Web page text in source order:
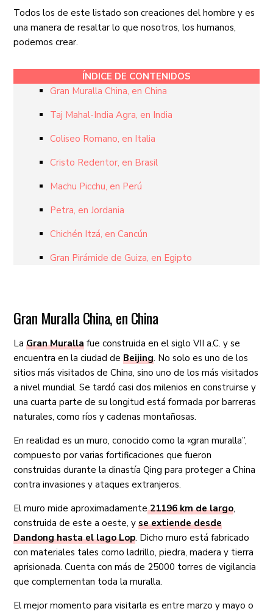
Todos los de este listado son creaciones del hombre y es
una manera de resaltar lo que nosotros, los humanos,
podemos crear.
ÍNDICE DE CONTENIDOS
Gran Muralla China, en China
Taj Mahal-India Agra, en India
Coliseo Romano, en Italia
Cristo Redentor, en Brasil
Machu Picchu, en Perú
Petra, en Jordania
Chichén Itzá, en Cancún
Gran Pirámide de Guiza, en Egipto
Gran Muralla China, en China
LaGran Muralla fue construida en el siglo VII a.C. y se
encuentra en la ciudad deBeijing. No solo es uno de los
sitios más visitados de China, sino uno de los más visitados
a nivel mundial. Se tardó casi dos milenios en construirse y
una cuarta parte de su longitud está formada por barreras
naturales, como ríos y cadenas montañosas.
En realidad es un muro, conocido como la «gran muralla”,
compuesto por varias fortificaciones que fueron
construidas durante la dinastía Qing para proteger a China
contra invasiones y ataques extranjeros.
El muro mide aproximadamente21196 km de largo,
construida de este a oeste, yse extiende desde
Dandong hasta el lago Lop. Dicho muro está fabricado
con materiales tales como ladrillo, piedra, madera y tierra
aprisionada. Cuenta con más de 25000 torres de vigilancia
que complementan toda la muralla.
El mejor momento para visitarla es entre marzo y mayo o